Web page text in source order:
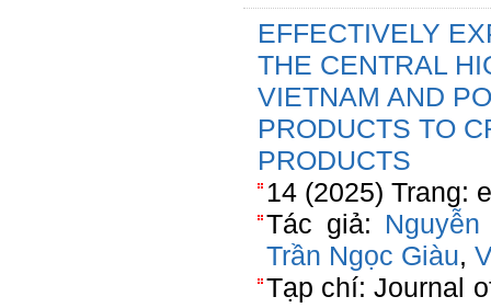
EFFECTIVELY
THE CENTRAL
VIETNAM AND
PRODUCTS TO
PRODUCTS
14 (2025) Trang:
Tác giả:
Trần Ngọc Giàu,
Tạp chí: Journal